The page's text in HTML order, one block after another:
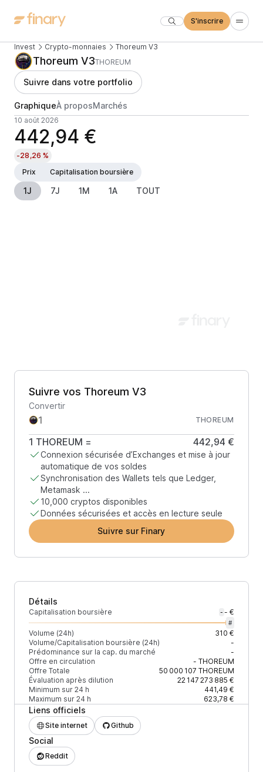
S'inscrire
Invest Crypto-monnaies Thoreum V3
Thoreum V3THOREUM
Suivre dans votre portfolio
GraphiqueÀ proposMarchés
10 août 2026
442,94 €
-28,26 %
Prix
Capitalisation boursière
1J 7J 1M 1A TOUT
Suivre vos Thoreum V3
Convertir
THOREUM
1 THOREUM = 442,94 €
Connexion sécurisée d’Exchanges et mise à jour
automatique de vos soldes
Synchronisation des Wallets tels que Ledger,
Metamask ...
10,000 cryptos disponibles
Données sécurisées et accès en lecture seule
Suivre sur Finary
Détails
Capitalisation boursière - - €
#
Volume (24h)
310 €
Volume/Capitalisation boursière (24h)
-
Prédominance sur la cap. du marché
-
Offre en circulation
- THOREUM
Offre Totale
50 000 107 THOREUM
Évaluation après dilution
22 147 273 885 €
Minimum sur 24 h
441,49 €
Maximum sur 24 h
623,78 €
Liens officiels
Site internet Github
Social
Reddit